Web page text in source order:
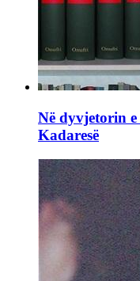
Në dyvjetorin
Kadaresë